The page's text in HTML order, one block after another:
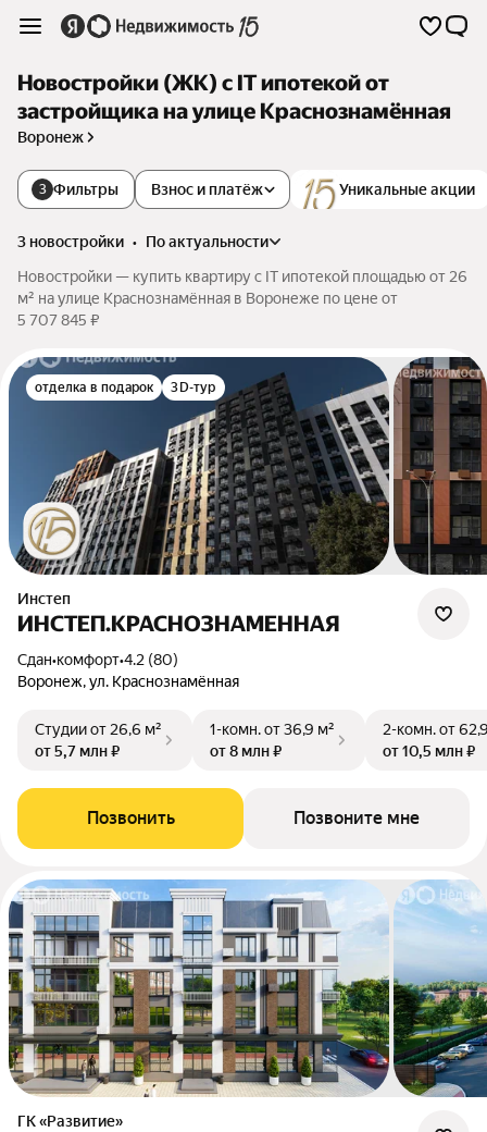
Новостройки (ЖК) с IT ипотекой от
застройщика на улице Краснознамённая
Воронеж
3 Фильтры Уникальные акции
Взнос и платёж
3 новостройки •
по актуальности
Новостройки — купить квартиру с IT ипотекой площадью от 26
м² на улице Краснознамённая в Воронеже по цене от
5 707 845 ₽
отделка в подарок 3D-тур
Инстеп
ИНСТЕП.КРАСНОЗНАМЕННАЯ
Сдан•комфорт•4.2 (80)
Воронеж, ул. Краснознамённая
Студииот 26,6 м²
от 5,7 млн ₽
1-комн.от 36,9 м²
от 8 млн ₽
2-комн.от
от 10,5 млн ₽
Позвонить Позвоните мне
ГК «Развитие»